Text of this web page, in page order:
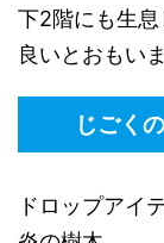
下2階にも生
良いとおもいま
じごく
ドロップアイ